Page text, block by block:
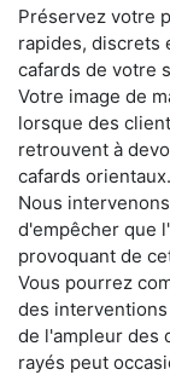
Préservez votre
rapides, discrets
cafards de votre
Votre image de
lorsque des
retrouvent à
cafards orientaux.
Nous
d'empêcher que
provoquant de
Vous pourrez
des
de l'ampleur des
rayés peut